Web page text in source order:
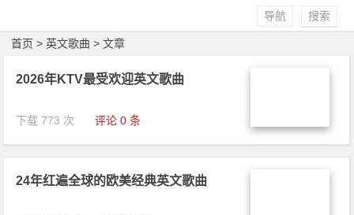
搜索
导航
首页 > 英文歌曲 > 文章
2026年KTV最受欢迎英文歌曲
下载 773 次 评论 0 条
24年红遍全球的欧美经典英文歌曲